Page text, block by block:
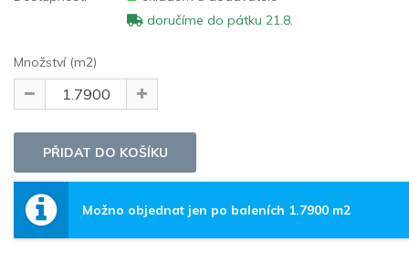
doručíme do pátku 21.8.
Množství (m2)
Možno objednat jen po baleních 1.7900 m2